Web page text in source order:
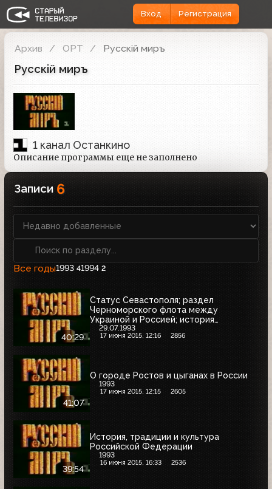
Вход Регистрация
Архив ОРТ Русскiй миръ
Русскiй миръ
1 канал Останкино
Описание программы еще не заполнено
Записи 6
Все годы1993 41994 2
40:29
Статус Севастополя; раздел
Черноморского флота между
Украиной и Россией; история
Севастополя
29.07.1993
17 июня 2015, 12:16 2856
41:07
О городе Ростов и цыганах в России
1993
17 июня 2015, 12:15 2605
39:54
История, традиции и культура
Российской Федерации
1993
16 июня 2015, 16:33 2536